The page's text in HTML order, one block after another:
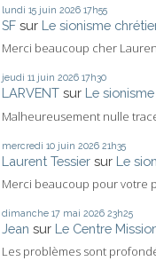
lundi 15 juin 2026 17h55
SF sur Le sionisme
Merci beaucoup cher
jeudi 11 juin 2026 17h30
LARVENT sur Le
Malheureusement nulle
mercredi 10 juin 2026 21h35
Laurent Tessier sur Le
Merci beaucoup pour votre
dimanche 17 mai 2026 23h25
Jean sur Le Centre
Les problèmes sont